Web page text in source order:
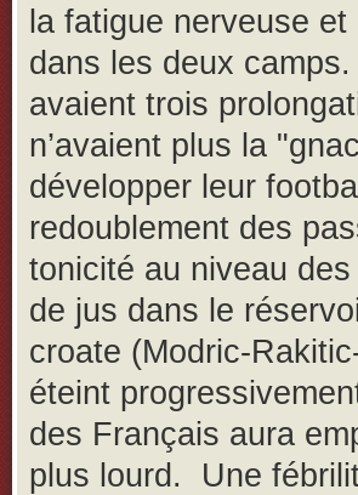
la fatigue nerveuse
dans les deux
avaient trois
n’avaient plus la
développer leur
redoublement des
tonicité au niveau
de jus dans le
croate (Modric-
éteint
des Français aura
plus lourd. Une